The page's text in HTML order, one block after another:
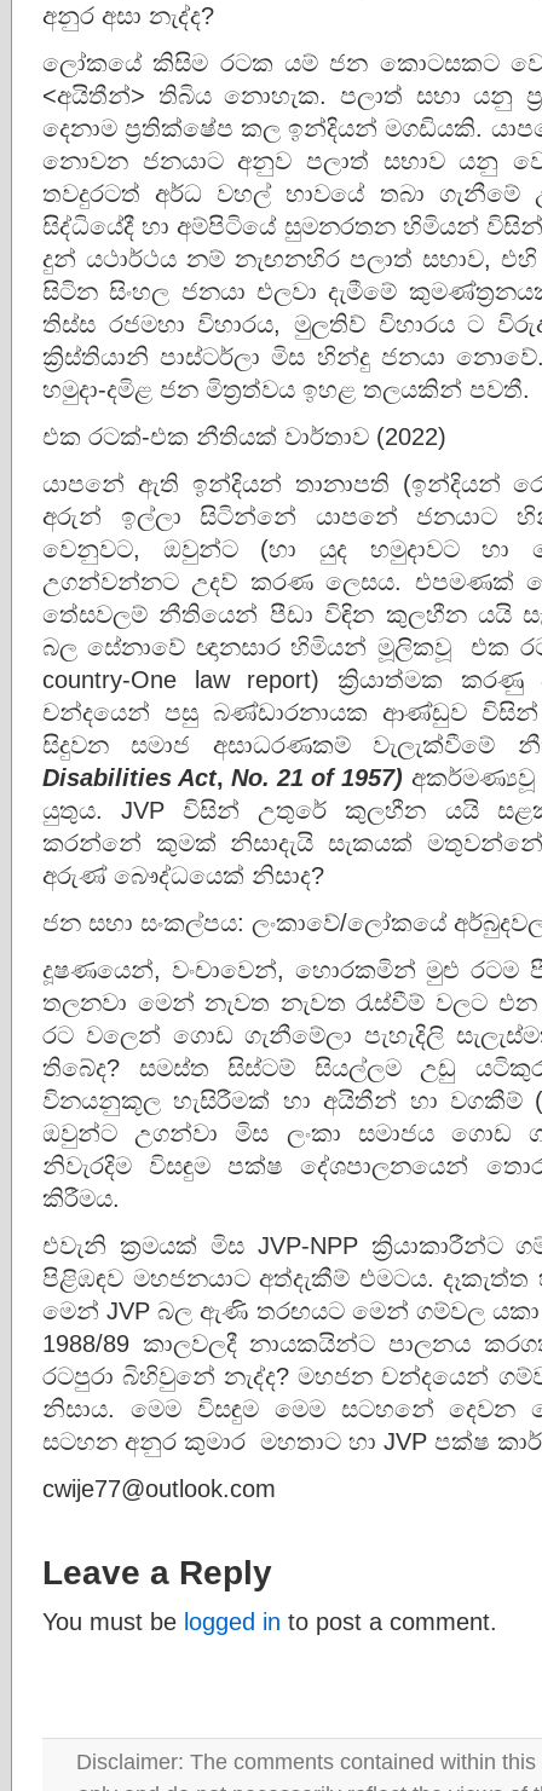
අනුර අසා නැද්ද?
ලෝකයේ කිසිම රටක යම් ජන කොටසකට
<අයිතීන්> තිබිය නොහැක. පලාත් සභා යනු
දෙනාම ප්‍රතික්ෂේප කල ඉන්දියන් මගඩියකි.
නොවන ජනයාට අනුව පලාත් සභාව යනු
තවදුරටත් අර්ධ වහල් භාවයේ තබා ගැනීමේ
සිද්ධියේදී හා අම්පිටියේ සුමනරතන හිමියන් විසින්
දුන් යථාර්ථය නම් නැඟනහිර පලාත් සභාව,
සිටින සිංහල ජනයා එලවා දැමීමේ
තිස්ස රජමහා විහාරය, මුලතිව් විහාරය ට
ක්‍රිස්තියානි පාස්ටර්ලා මිස හින්දු ජනයා
හමුදා-දමිළ ජන මිත්‍රත්වය ඉහළ තලයකින් පවතී.
එක රටක්-එක නීතියක් වාර්තාව (2022)
යාපනේ ඇති ඉන්දියන් තානාපති (ඉන්දියන්
අරුන් ඉල්ලා සිටින්නේ යාපනේ ජනයාට
වෙනුවට, ඔවුන්ට (හා යුද හමුදාවට හා
උගන්වන්නට උදව් කරණ ලෙසය. එපමණක්
තේසවලම් නීතියෙන් පීඩා විඳින කුලහීන යයි
බල සේනාවේ ඥානසාර හිමියන් මූලිකවූ එක
country-One law report) ක්‍රියාත්මක
චන්දයෙන් පසු බණ්ඩාරනායක ආණ්ඩුව විසින්
සිදුවන සමාජ අසාධරණකම් වැලැක්වීමේ
Disabilities Act,No. 21 of 1957) අකර්මණ්‍යවූ
යුතුය. JVP විසින් උතුරේ කුලහීන යයි
කරන්නේ කුමක් නිසාදැයි සැකයක්
අරුණ් බෞද්ධයෙක් නිසාද?
ජන සභා සංකල්පය: ලංකාවේ/ලෝකයේ
දූෂණයෙන්, වංචාවෙන්, හොරකමින් මුළු රටම
තලනවා මෙන් නැවත නැවත රැස්වීම් වලට
රට වලෙන් ගොඩ ගැනීමේලා පැහැදිලි
තිබේද? සමස්ත සිස්ටම් සියල්ලම උඩු
විනයනුකූල හැසිරීමක් හා අයිතීන් හා වගකීම්
ඔවුන්ට උගන්වා මිස ලංකා සමාජය ගොඩ
නිවැරදිම විසඳුම පක්ෂ දේශපාලනයෙන්
කිරීමය.
එවැනි ක්‍රමයක් මිස JVP-NPP ක්‍රියාකාරීන්ට
පිළිඹඳව මහජනයාට අත්දැකීම් එමටය.
මෙන් JVP බල ඇණි තරඟයට මෙන් ගම්වල යකා
1988/89 කාලවලදී නායකයින්ට පාලනය
රටපුරා බිහිවුනේ නැද්ද? මහජන චන්දයෙන්
නිසාය. මෙම විසඳුම මෙම සටහනේ දෙවන
සටහන අනුර කුමාර මහතාට හා JVP පක්ෂ
cwije77@outlook.com
Leave a Reply
You must be logged in to post a comment.
Disclaimer: The comments contained within